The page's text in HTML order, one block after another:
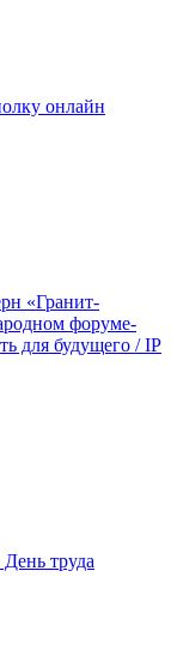
онлайн
«Гранит-
форуме-
для будущего / IP
труда